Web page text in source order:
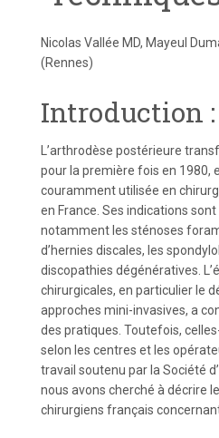
Nicolas Vallée MD, Mayeul
(Rennes)
Introduction :
L’arthrodèse postérieure
pour la première fois en 1980,
couramment utilisée en
en France. Ses indications
notamment les sténoses
d’hernies discales, les
discopathies dégénératives.
chirurgicales, en particulier le
approches mini-invasives, a
des pratiques. Toutefois,
selon les centres et les
travail soutenu par la Société
nous avons cherché à décrire
chirurgiens français concernant